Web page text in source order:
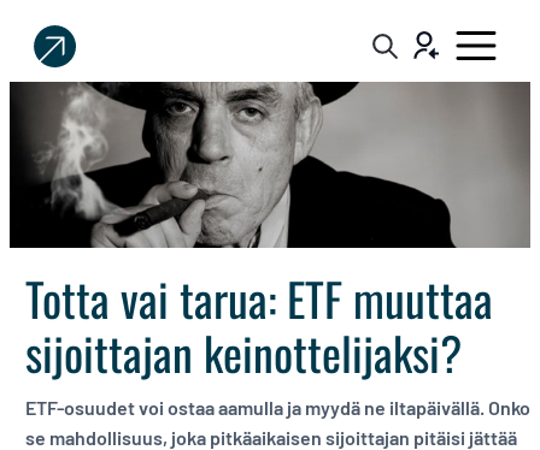
Sijoittaja.fi
Tee
parempia
sijoituspäätöksiä
Totta vai tarua: ETF muuttaa
sijoittajan keinottelijaksi?
ETF-osuudet voi ostaa aamulla ja myydä ne iltapäivällä. Onko
se mahdollisuus, joka pitkäaikaisen sijoittajan pitäisi jättää